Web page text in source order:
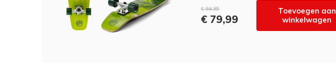
€ 94,95
€ 79,99
Toevoegen aan
winkelwagen